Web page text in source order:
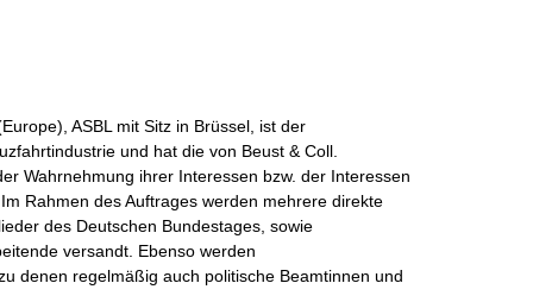
ASBL mit Sitz in Brüssel, ist der
und hat die von Beust & Coll.
Wahrnehmung ihrer Interessen bzw. der Interessen
Rahmen des Auftrages werden mehrere direkte
des Deutschen Bundestages, sowie
versandt. Ebenso werden
denen regelmäßig auch politische Beamtinnen und